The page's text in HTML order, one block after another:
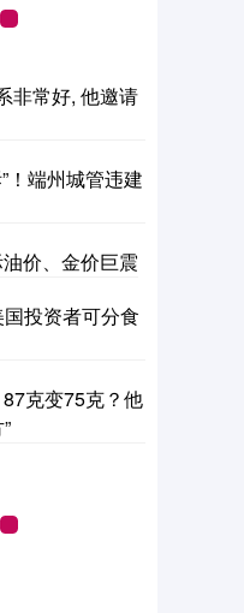
非常好, 他邀请
！端州城管违建
价、金价巨震
投资者可分食
克变75克？他